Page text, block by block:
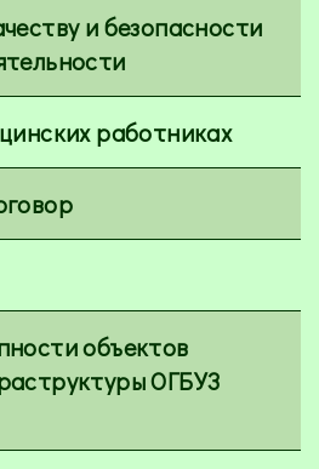
и безопасности
работниках
объектов
ОГБУЗ